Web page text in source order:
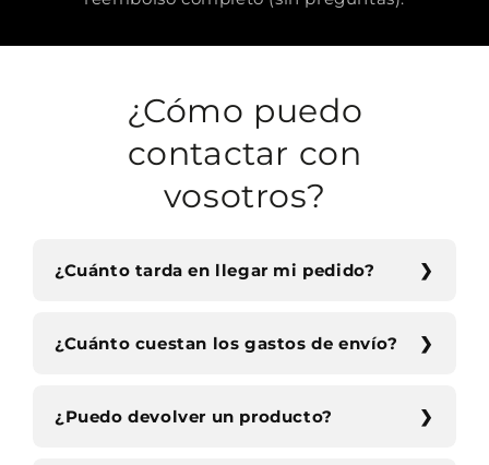
¿Cómo puedo
contactar con
vosotros?
¿Cuánto tarda en llegar mi pedido?
¿Cuánto cuestan los gastos de envío?
¿Puedo devolver un producto?